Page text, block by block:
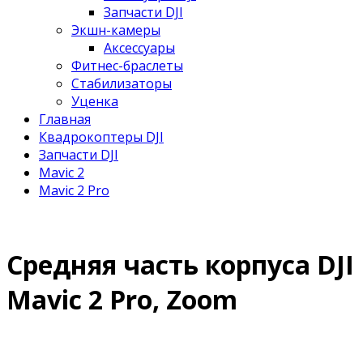
Запчасти DJI
Экшн-камеры
Аксессуары
Фитнес-браслеты
Стабилизаторы
Уценка
Главная
Квадрокоптеры DJI
Запчасти DJI
Mavic 2
Mavic 2 Pro
Средняя часть корпуса DJI
Mavic 2 Pro, Zoom